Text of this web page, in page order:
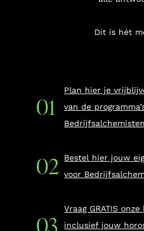
Dit is hét
Plan hier je
van de
Bestel hier jouw
voor
Vraag GRATIS
inclusief jouw